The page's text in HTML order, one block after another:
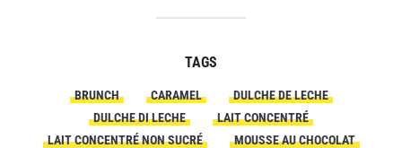
TAGS
BRUNCH CARAMEL
DULCHE DE LECHE
DULCHE DI LECHE
LAIT CONCENTRÉ
LAIT CONCENTRÉ NON SUCRÉ
MOUSSE AU CHOCOLAT